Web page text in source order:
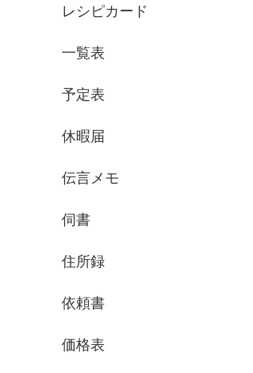
レシピカード
一覧表
予定表
休暇届
伝言メモ
伺書
住所録
依頼書
価格表